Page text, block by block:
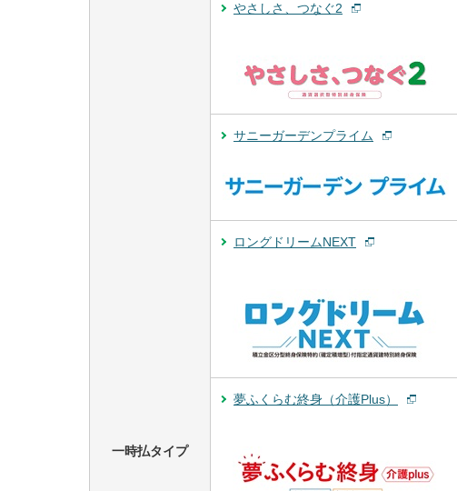
一時払タイプ
やさしさ、つなぐ2
サニーガーデンプライム
ロングドリームNEXT
夢ふくらむ終身（介護Plus）